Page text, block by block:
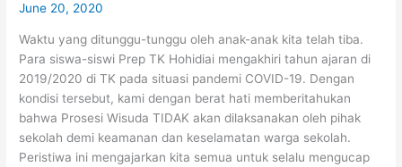
June 20, 2020
Waktu yang ditunggu-tunggu oleh anak-anak kita telah tiba.
Para siswa-siswi Prep TK Hohidiai mengakhiri tahun ajaran di
2019/2020 di TK pada situasi pandemi COVID-19. Dengan
kondisi tersebut, kami dengan berat hati memberitahukan
bahwa Prosesi Wisuda TIDAK akan dilaksanakan oleh pihak
sekolah demi keamanan dan keselamatan warga sekolah.
Peristiwa ini mengajarkan kita semua untuk selalu mengucap